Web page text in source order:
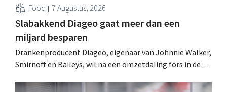
Food 7 Augustus, 2026
Slabakkend Diageo gaat meer dan een
miljard besparen
Drankenproducent Diageo, eigenaar van Johnnie Walker,
Smirnoff en Baileys, wil na een omzetdaling fors in de
andere Guiness en voorgemixte cocktails.